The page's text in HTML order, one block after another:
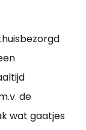
de
wat gaatjes